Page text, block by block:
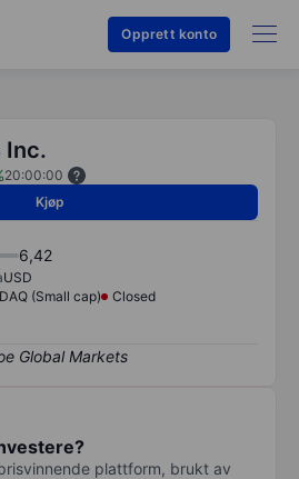
Opprett konto
Inc.
20:00:00
Kjøp
6,42
USD
(Small cap)
Closed
plattform, brukt av